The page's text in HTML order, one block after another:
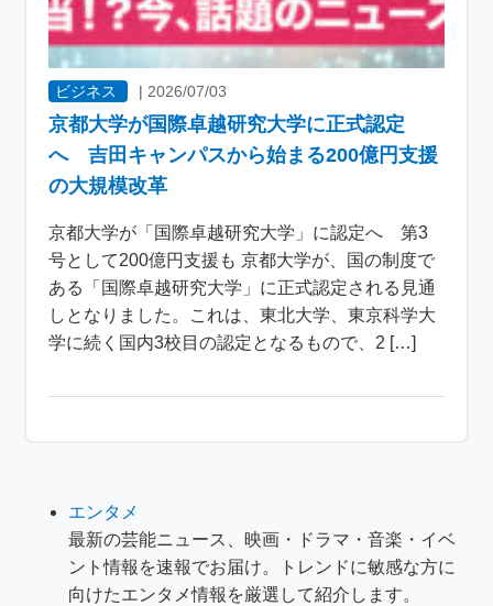
ビジネス |2026/07/03
京都大学が国際卓越研究大学に正式認定
へ 吉田キャンパスから始まる200億円支援
の大規模改革
京都大学が「国際卓越研究大学」に認定へ 第3
号として200億円支援も 京都大学が、国の制度で
ある「国際卓越研究大学」に正式認定される見通
しとなりました。これは、東北大学、東京科学大
学に続く国内3校目の認定となるもので、2 […]
エンタメ
最新の芸能ニュース、映画・ドラマ・音楽・イベ
ント情報を速報でお届け。トレンドに敏感な方に
向けたエンタメ情報を厳選して紹介します。